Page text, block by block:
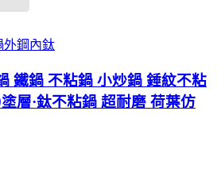
外鋼內鈦
鐵鍋 不粘鍋 小炒鍋 錘紋不粘
層·鈦不粘鍋 超耐磨 荷葉仿